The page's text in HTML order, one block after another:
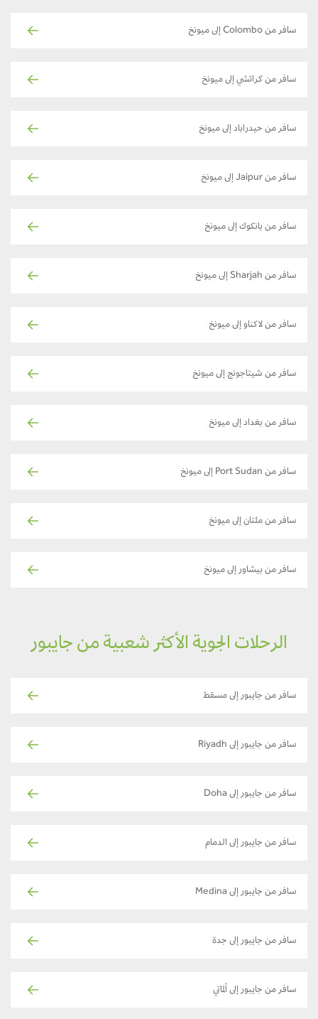
سافر من Colombo إلى ميونخ
سافر من كراتشي إلى ميونخ
سافر من حيدراباد إلى ميونخ
سافر من Jaipur إلى ميونخ
سافر من بانكوك إلى ميونخ
سافر من Sharjah إلى ميونخ
سافر من لاكناو إلى ميونخ
سافر من شيتاجونج إلى ميونخ
سافر من بغداد إلى ميونخ
سافر من Port Sudan إلى ميونخ
سافر من ملتان إلى ميونخ
سافر من بيشاور إلى ميونخ
الرحلات الجوية الأكثر شعبية من جايبور
سافر من جايبور إلى مسقط
سافر من جايبور إلى Riyadh
سافر من جايبور إلى Doha
سافر من جايبور إلى الدمام
سافر من جايبور إلى Medina
سافر من جايبور إلى جدة
سافر من جايبور إلى ألماتي